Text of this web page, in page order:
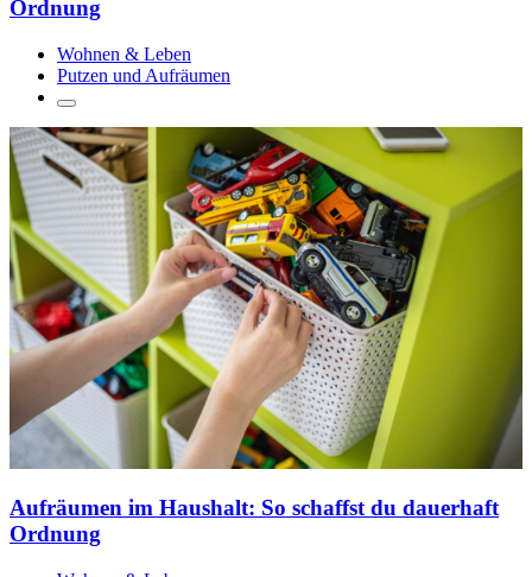
Ordnung
Wohnen & Leben
Putzen und Aufräumen
Aufräumen im Haushalt: So schaffst du dauerhaft
Ordnung